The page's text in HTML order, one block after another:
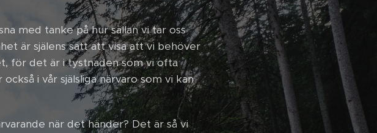
med tanke på hur sällan vi tar oss
är själens sätt att visa att vi behöver
för det är i tystnaden som vi ofta
i vår själsliga närvaro som vi kan
när det händer? Det är så vi